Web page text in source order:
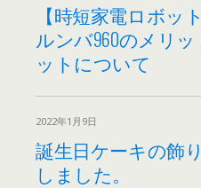
【時短家電ロボッ
ルンバ960のメリ
ットについて
2022年1月9日
誕生日ケーキの飾
しました。